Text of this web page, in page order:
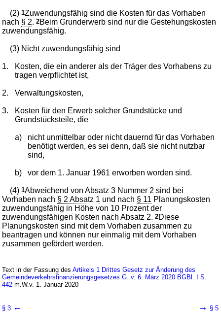
(2)1Zuwendungsfähig sind die Kosten für das Vorhaben
nach § 2.2Beim Grunderwerb sind nur die Gestehungskosten
zuwendungsfähig.
(3) Nicht zuwendungsfähig sind
1.
Kosten, die ein anderer als der Träger des Vorhabens zu
tragen verpflichtet ist,
2. Verwaltungskosten,
3.
Kosten für den Erwerb solcher Grundstücke und
Grundstücksteile, die
a)
nicht unmittelbar oder nicht dauernd für das Vorhaben
benötigt werden, es sei denn, daß sie nicht nutzbar
sind,
b) vor dem 1. Januar 1961 erworben worden sind.
(4)1Abweichend von Absatz 3 Nummer 2 sind bei
Vorhaben nach § 2 Absatz 1 und nach § 11 Planungskosten
zuwendungsfähig in Höhe von 10 Prozent der
zuwendungsfähigen Kosten nach Absatz 2.2Diese
Planungskosten sind mit dem Vorhaben zusammen zu
beantragen und können nur einmalig mit dem Vorhaben
zusammen gefördert werden.
Text in der Fassung desArtikels 1 Drittes Gesetz zur Änderung des
Gemeindeverkehrsfinanzierungsgesetzes G. v. 6. März 2020 BGBl. I S.
442 m.W.v. 1. Januar 2020
§ 3 ← → § 5